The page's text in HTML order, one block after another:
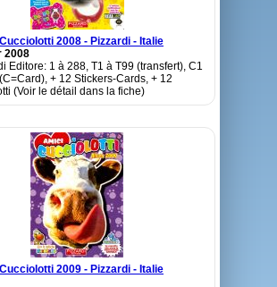
2008 - Pizzardi - Italie
2008
Editore: 1 à 288, T1 à T99 (transfert), C1
+ 12 Stickers-Cards, + 12
(Voir le détail dans la fiche)
2009 - Pizzardi - Italie